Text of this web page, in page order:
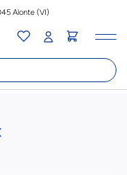
Alonte (VI)